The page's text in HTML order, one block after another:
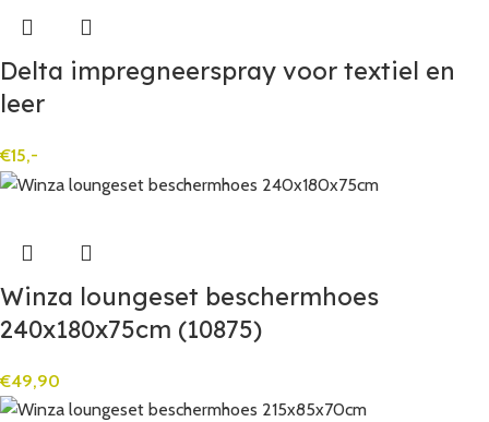
Delta impregneerspray voor textiel en
leer
€15,-
Winza loungeset beschermhoes
240x180x75cm (10875)
€49,90